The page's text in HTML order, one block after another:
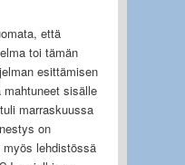
että
toi tämän
esittämisen
sisälle
marraskuussa
on
lehdistössä